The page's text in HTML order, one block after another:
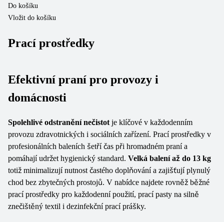
Do košíku
Vložit do košíku
Prací prostředky
Efektivní praní pro provozy i
domácnosti
Spolehlivé odstranění nečistot je klíčové v každodenním
provozu zdravotnických i sociálních zařízení. Prací prostředky v
profesionálních baleních šetří čas při hromadném praní a
pomáhají udržet hygienický standard. Velká balení až do 13 kg
totiž minimalizují nutnost častého doplňování a zajišťují plynulý
chod bez zbytečných prostojů. V nabídce najdete rovněž běžné
prací prostředky pro každodenní použití, prací pasty na silně
znečištěný textil i dezinfekční prací prášky.